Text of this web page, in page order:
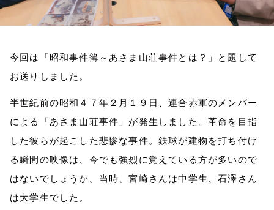
今回は「昭和事件簿～あさま山荘事件とは？」と題して
お送りしました。
半世紀前の昭和４７年２月１９日、連合赤軍のメンバー
による「あさま山荘事件」が発生しました。革命を目指
した彼らが起こした悲惨な事件。鉄球が建物を打ち付け
る瞬間の映像は、今でも強烈に覚えている方が多いので
はないでしょうか。当時、宮崎さんは中学生、石澤さん
は大学生でした。